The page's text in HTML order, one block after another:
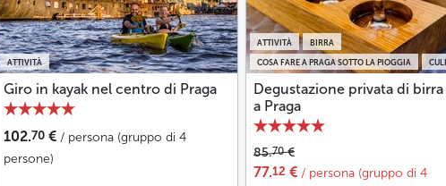
ATTIVITÀ
Giro in kayak nel centro di Praga
102.70 € / persona (gruppo di 4
persone)
COSA FARE A PRAGA SOTTO LA PIOGGIA
ATTIVITÀ BIRRA
Degustazione privata di birra
a Praga
85.70€
77.12 € / persona (gruppo di 4